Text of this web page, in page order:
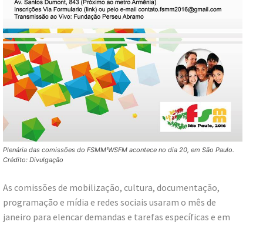
Plenária das comissões do FSMM¹WSFM acontece no dia 20, em São Paulo.
Crédito: Divulgação
As comissões de mobilização, cultura, documentação,
programação e mídia e redes sociais usaram o mês de
janeiro para elencar demandas e tarefas específicas e em